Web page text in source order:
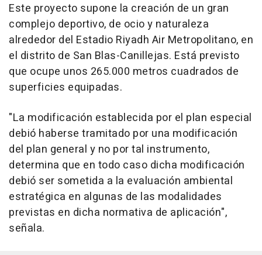
Este proyecto supone la creación de un gran
complejo deportivo, de ocio y naturaleza
alrededor del Estadio Riyadh Air Metropolitano, en
el distrito de San Blas-Canillejas. Está previsto
que ocupe unos 265.000 metros cuadrados de
superficies equipadas.
"La modificación establecida por el plan especial
debió haberse tramitado por una modificación
del plan general y no por tal instrumento,
determina que en todo caso dicha modificación
debió ser sometida a la evaluación ambiental
estratégica en algunas de las modalidades
previstas en dicha normativa de aplicación",
señala.